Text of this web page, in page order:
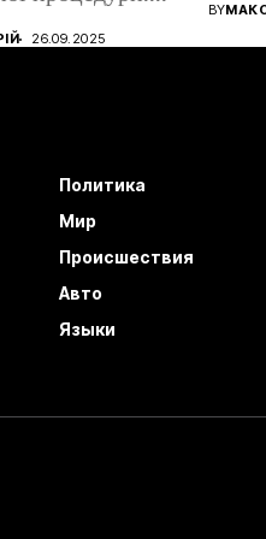
26.09.2025
BY
Политика
Мир
Происшествия
Авто
Языки